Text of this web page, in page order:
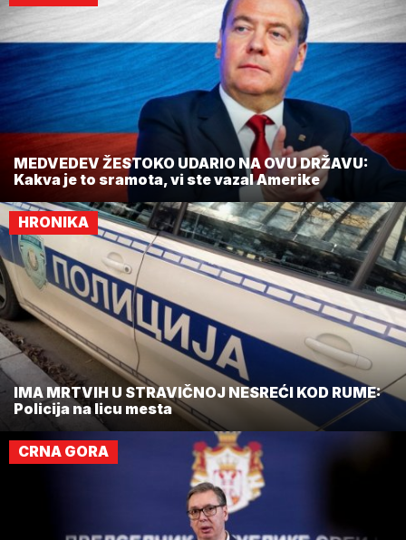
MEDVEDEV ŽESTOKO UDARIO NA OVU DRŽAVU:
Kakva je to sramota, vi ste vazal Amerike
HRONIKA
IMA MRTVIH U STRAVIČNOJ NESREĆI KOD RUME:
Policija na licu mesta
CRNA GORA